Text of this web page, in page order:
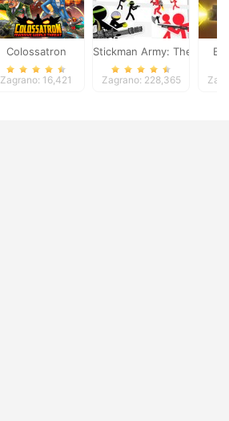
Colossatron
Zagrano: 16,421
Stickman Army: The
Zagrano: 228,365